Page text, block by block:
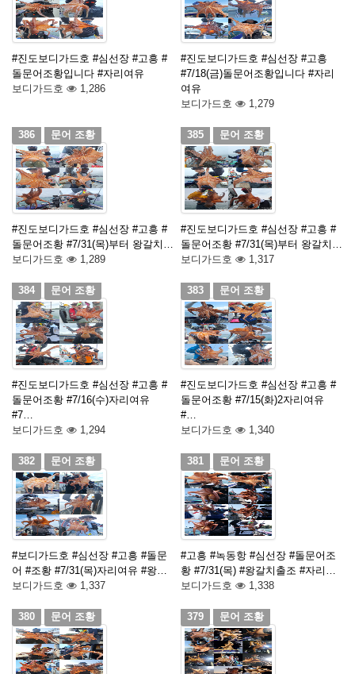
#진도보디가드호 #심선장 #고흥 #
돌문어조황입니다 #자리여유
보디가드호
1,286
#진도보디가드호 #심선장 #고흥
#7/18(금)돌문어조황입니다 #자리
여유
보디가드호
1,279
386 문어 조황
#진도보디가드호 #심선장 #고흥 #
돌문어조황 #7/31(목)부터 왕갈치…
보디가드호
1,289
385 문어 조황
#진도보디가드호 #심선장 #고흥 #
돌문어조황 #7/31(목)부터 왕갈치…
보디가드호
1,317
384 문어 조황
#진도보디가드호 #심선장 #고흥 #
돌문어조황 #7/16(수)자리여유
#7…
보디가드호
1,294
383 문어 조황
#진도보디가드호 #심선장 #고흥 #
돌문어조황 #7/15(화)2자리여유
#…
보디가드호
1,340
382 문어 조황
#보디가드호 #심선장 #고흥 #돌문
어 #조황 #7/31(목)자리여유 #왕…
보디가드호
1,337
381 문어 조황
#고흥 #녹동항 #심선장 #돌문어조
황 #7/31(목) #왕갈치출조 #자리…
보디가드호
1,338
380 문어 조황 379 문어 조황